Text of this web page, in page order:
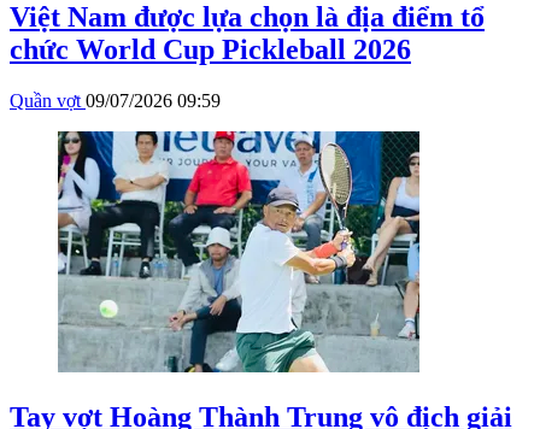
Việt Nam được lựa chọn là địa điểm tổ
chức World Cup Pickleball 2026
Quần vợt 09/07/2026 09:59
Tay vợt Hoàng Thành Trung vô địch giải